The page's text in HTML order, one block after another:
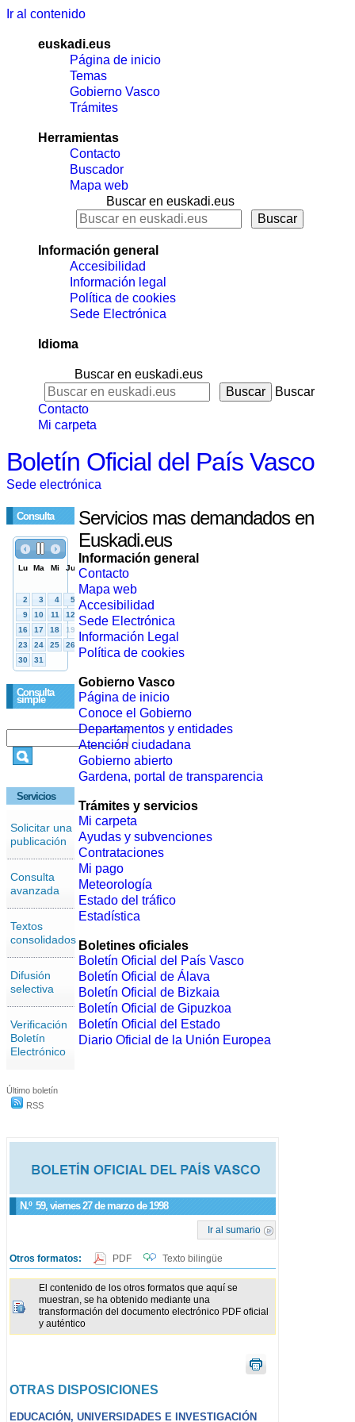
Ir al contenido
euskadi.eus
Página de inicio
Temas
Gobierno Vasco
Trámites
Herramientas
Contacto
Buscador
Mapa web
Buscar en euskadi.eus
Información general
Accesibilidad
Información legal
Política de cookies
Sede Electrónica
Idioma
Buscar en euskadi.eus
Buscar
Contacto
Mi carpeta
Boletín Oficial del País Vasco
Sede electrónica
Consulta
Consulta
simple
Servicios
Solicitar una
publicación
Consulta
avanzada
Textos
consolidados
Difusión
selectiva
Verificación
Boletín
Electrónico
Último boletín
RSS
N.º 59, viernes 27 de marzo de 1998
Ir al sumario
Otros formatos: PDF Texto bilingüe
El contenido de los otros formatos que aquí se
muestran, se ha obtenido mediante una
transformación del documento electrónico PDF oficial
y auténtico
OTRAS DISPOSICIONES
EDUCACIÓN, UNIVERSIDADES E INVESTIGACIÓN
Servicios mas demandados en
Euskadi.eus
Información general
Contacto
Mapa web
Accesibilidad
Sede Electrónica
Información Legal
Política de cookies
Gobierno Vasco
Página de inicio
Conoce el Gobierno
Departamentos y entidades
Atención ciudadana
Gobierno abierto
Gardena, portal de transparencia
Trámites y servicios
Mi carpeta
Ayudas y subvenciones
Contrataciones
Mi pago
Meteorología
Estado del tráfico
Estadística
Boletines oficiales
Boletín Oficial del País Vasco
Boletín Oficial de Álava
Boletín Oficial de Bizkaia
Boletín Oficial de Gipuzkoa
Boletín Oficial del Estado
Diario Oficial de la Unión Europea